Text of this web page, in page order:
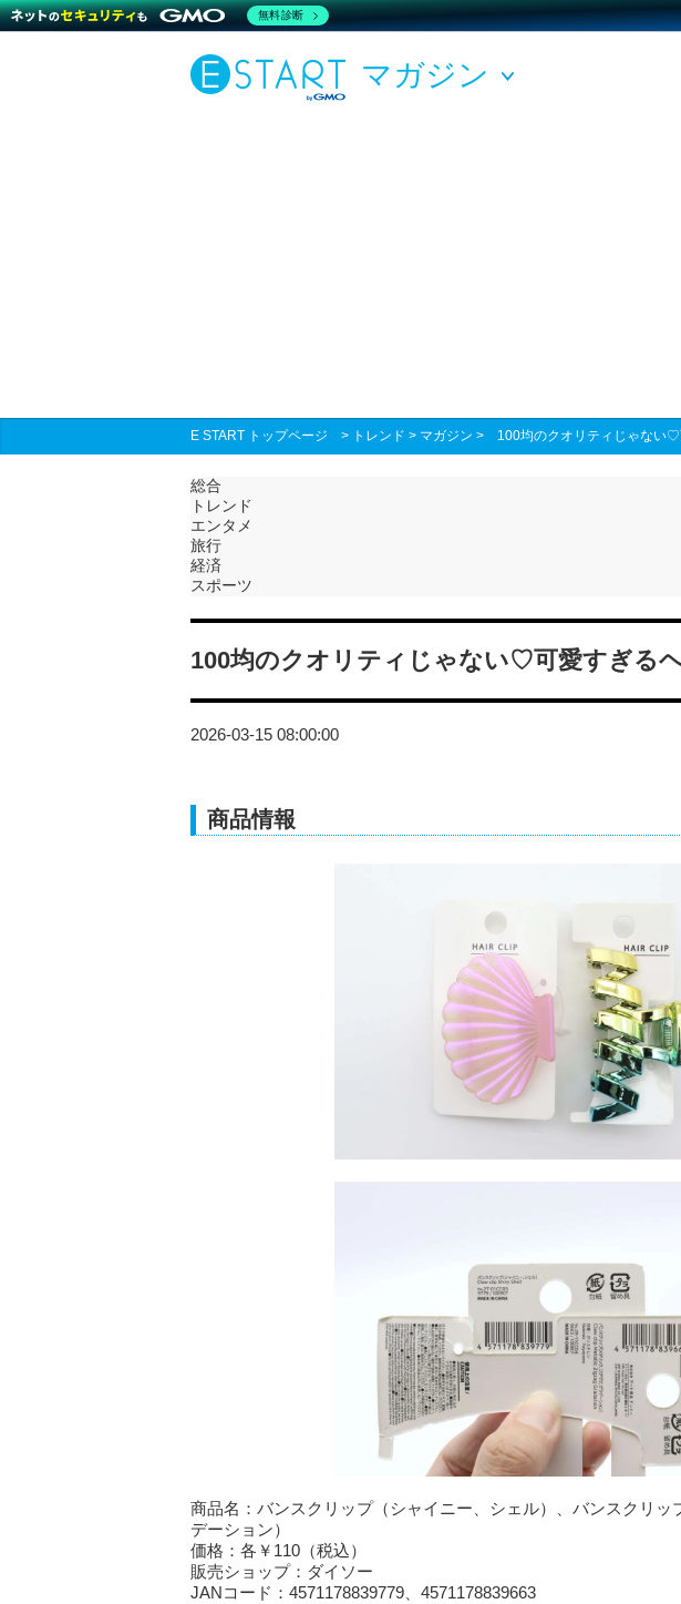
マガジン
E START トップページ > トレンド > マガジン > 100均のクオリティじゃない
総合
トレンド
エンタメ
旅行
経済
スポーツ
100均のクオリティじゃない♡可愛すぎる
2026-03-15 08:00:00
商品情報
商品名：バンスクリップ（シャイニー、シェル）、バンスクリッ
デーション）
価格：各￥110（税込）
販売ショップ：ダイソー
JANコード：4571178839779、4571178839663
無料診断